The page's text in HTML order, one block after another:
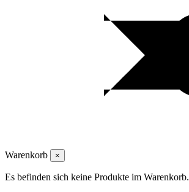
Warenkorb ×
Es befinden sich keine Produkte im Warenkorb.